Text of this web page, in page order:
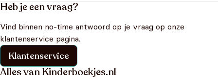
Heb je een vraag?
Vind binnen no-time antwoord op je vraag op onze
klantenservice pagina.
Klantenservice
Alles van Kinderboekjes.nl